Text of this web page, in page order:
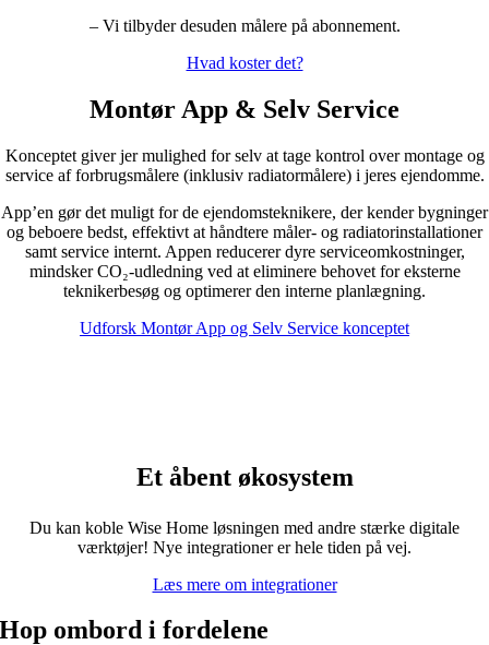
– Vi tilbyder desuden målere på abonnement.
Hvad koster det?
Montør App & Selv Service
Konceptet giver jer mulighed for selv at tage kontrol over montage og
service af forbrugsmålere (inklusiv radiatormålere) i jeres ejendomme.
App’en gør det muligt for de ejendomsteknikere, der kender bygninger
og beboere bedst, effektivt at håndtere måler- og radiatorinstallationer
samt service internt. Appen reducerer dyre serviceomkostninger,
mindsker CO₂-udledning ved at eliminere behovet for eksterne
teknikerbesøg og optimerer den interne planlægning.
Udforsk Montør App og Selv Service konceptet
Et åbent økosystem
Du kan koble Wise Home løsningen med andre stærke digitale
værktøjer! Nye integrationer er hele tiden på vej.
Læs mere om integrationer
Hop ombord i fordelene